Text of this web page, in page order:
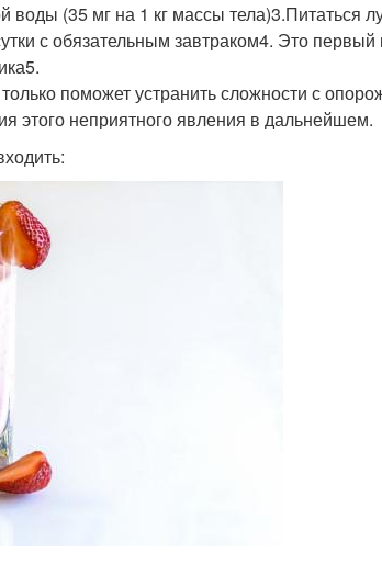
воды (35 мг на 1 кг массы тела)3.Питаться
с обязательным завтраком4. Это
поможет устранить сложности с
этого неприятного явления в дальнейшем.